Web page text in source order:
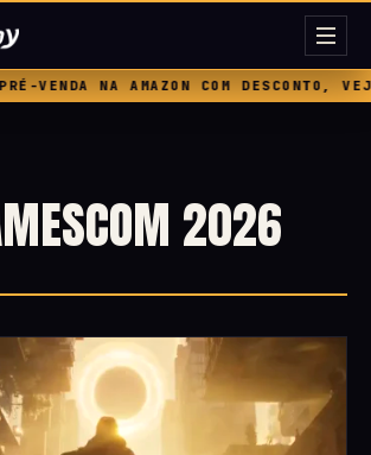
NA AMAZON COM DESCONTO,
2026